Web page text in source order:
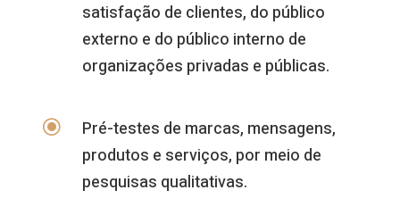
satisfação de clientes, do público
externo e do público interno de
organizações privadas e públicas.
\
Pré-testes de marcas, mensagens,
produtos e serviços, por meio de
pesquisas qualitativas.